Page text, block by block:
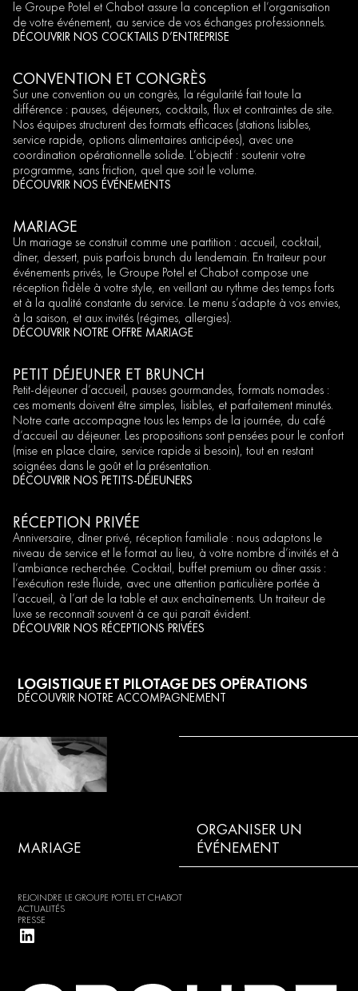
le Groupe Potel et Chabot assure la conception et l’organisation
de votre événement, au service de vos échanges professionnels.
DÉCOUVRIR NOS COCKTAILS D’ENTREPRISE
CONVENTION ET CONGRÈS
Sur une convention ou un congrès, la régularité fait toute la
différence : pauses, déjeuners, cocktails, flux et contraintes de site.
Nos équipes structurent des formats efficaces (stations lisibles,
service rapide, options alimentaires anticipées), avec une
coordination opérationnelle solide. L’objectif : soutenir votre
programme, sans friction, quel que soit le volume.
DÉCOUVRIR NOS ÉVÉNEMENTS
MARIAGE
Un mariage se construit comme une partition : accueil, cocktail,
dîner, dessert, puis parfois brunch du lendemain. En traiteur pour
événements privés, le Groupe Potel et Chabot compose une
réception fidèle à votre style, en veillant au rythme des temps forts
et à la qualité constante du service. Le menu s’adapte à vos envies,
à la saison, et aux invités (régimes, allergies).
DÉCOUVRIR NOTRE OFFRE MARIAGE
PETIT DÉJEUNER ET BRUNCH
Petit-déjeuner d’accueil, pauses gourmandes, formats nomades :
ces moments doivent être simples, lisibles, et parfaitement minutés.
Notre carte accompagne tous les temps de la journée, du café
d’accueil au déjeuner. Les propositions sont pensées pour le confort
(mise en place claire, service rapide si besoin), tout en restant
soignées dans le goût et la présentation.
DÉCOUVRIR NOS PETITS-DÉJEUNERS
RÉCEPTION PRIVÉE
Anniversaire, dîner privé, réception familiale : nous adaptons le
niveau de service et le format au lieu, à votre nombre d’invités et à
l’ambiance recherchée. Cocktail, buffet premium ou dîner assis :
l’exécution reste fluide, avec une attention particulière portée à
l’accueil, à l’art de la table et aux enchaînements. Un traiteur de
luxe se reconnaît souvent à ce qui paraît évident.
DÉCOUVRIR NOS RÉCEPTIONS PRIVÉES
LOGISTIQUE ET PILOTAGE DES OPÉRATIONS
DÉCOUVRIR NOTRE ACCOMPAGNEMENT
MARIAGE
ORGANISER UN
ÉVÉNEMENT
REJOINDRE LE GROUPE POTEL ET CHABOT
ACTUALITÉS
PRESSE